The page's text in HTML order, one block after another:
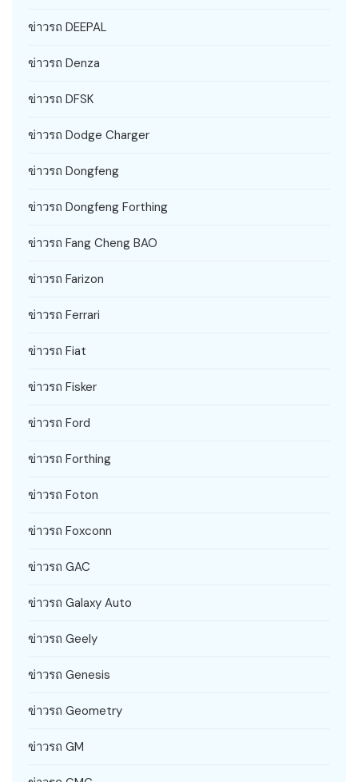
ข่าวรถ DEEPAL
ข่าวรถ Denza
ข่าวรถ DFSK
ข่าวรถ Dodge Charger
ข่าวรถ Dongfeng
ข่าวรถ Dongfeng Forthing
ข่าวรถ Fang Cheng BAO
ข่าวรถ Farizon
ข่าวรถ Ferrari
ข่าวรถ Fiat
ข่าวรถ Fisker
ข่าวรถ Ford
ข่าวรถ Forthing
ข่าวรถ Foton
ข่าวรถ Foxconn
ข่าวรถ GAC
ข่าวรถ Galaxy Auto
ข่าวรถ Geely
ข่าวรถ Genesis
ข่าวรถ Geometry
ข่าวรถ GM